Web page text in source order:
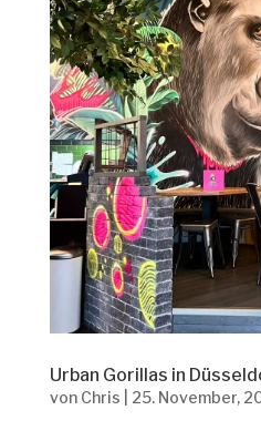
Urban Gorillas in
von Chris 25. November,